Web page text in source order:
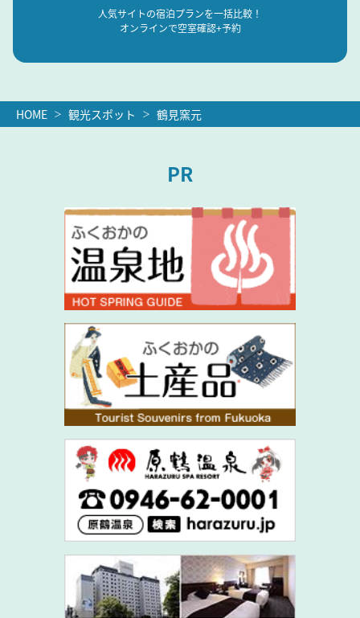
人気サイトの宿泊プランを一括比較！
オンラインで空室確認+予約
HOME 観光スポット 鶴見窯元
PR